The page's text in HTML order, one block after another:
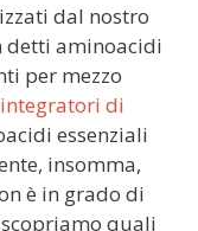
dal nostro
detti aminoacidi
per mezzo
di
essenziali
insomma,
è in grado di
quali